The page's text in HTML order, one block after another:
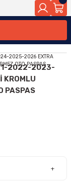
2022-2023-
PASPAS
+